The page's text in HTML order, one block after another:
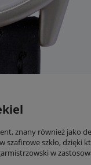
znany również jako
szafirowe szkło, dzięki
w